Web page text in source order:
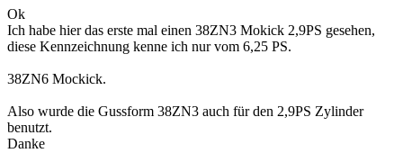
Ok
Ich habe hier das erste mal einen 38ZN3 Mokick 2,9PS gesehen,
diese Kennzeichnung kenne ich nur vom 6,25 PS.
38ZN6 Mockick.
Also wurde die Gussform 38ZN3 auch für den 2,9PS Zylinder
benutzt.
Danke